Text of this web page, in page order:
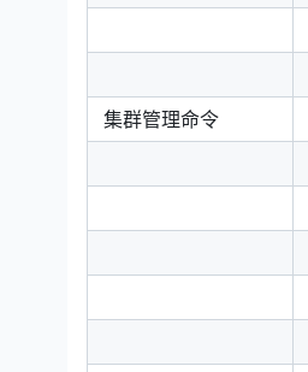
集群管理命令